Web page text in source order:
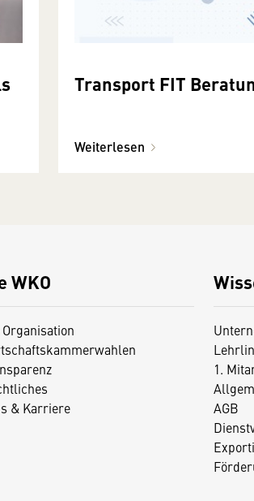
Transport FIT
Weiterlesen
WKO
Organisation
& Karriere
1.
AGB